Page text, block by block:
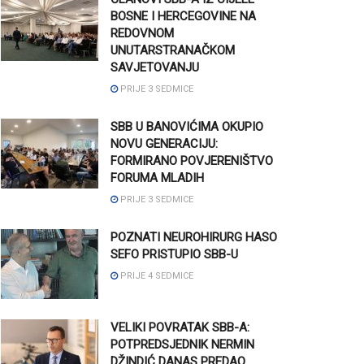
BOSNE I HERCEGOVINE NA
REDOVNOM
UNUTARSTRANAČKOM
SAVJETOVANJU
PRIJE 3 SEDMICE
SBB U BANOVIĆIMA OKUPIO
NOVU GENERACIJU:
FORMIRANO POVJERENIŠTVO
FORUMA MLADIH
PRIJE 3 SEDMICE
POZNATI NEUROHIRURG HASO
SEFO PRISTUPIO SBB-U
PRIJE 4 SEDMICE
VELIKI POVRATAK SBB-A:
POTPREDSJEDNIK NERMIN